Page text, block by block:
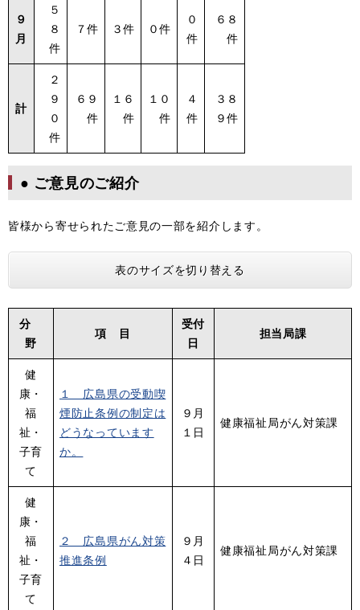
９
月
５
８
件
７件 ３件 ０件
０
件
６８
件
計
２
９
０
件
６９
件
１６
件
１０
件
４
件
３８
９件
● ご意見のご紹介
皆様から寄せられたご意見の一部を紹介します。
表のサイズを切り替える
分
野
項 目
受付
日
担当局課
健
康・
福
祉・
子育
て
１ 広島県の受動喫
煙防止条例の制定は
どうなっています
か。
９月
１日
健康福祉局がん対策課
健
康・
福
祉・
子育
て
２ 広島県がん対策
推進条例
９月
４日
健康福祉局がん対策課